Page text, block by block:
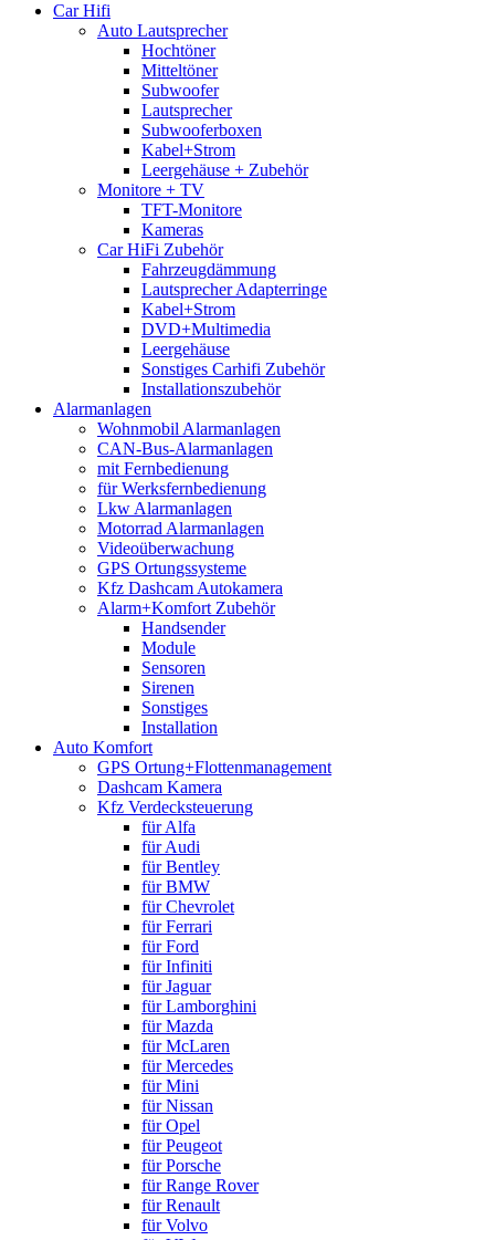
Car Hifi
Auto Lautsprecher
Hochtöner
Mitteltöner
Subwoofer
Lautsprecher
Subwooferboxen
Kabel+Strom
Leergehäuse + Zubehör
Monitore + TV
TFT-Monitore
Kameras
Car HiFi Zubehör
Fahrzeugdämmung
Lautsprecher Adapterringe
Kabel+Strom
DVD+Multimedia
Leergehäuse
Sonstiges Carhifi Zubehör
Installationszubehör
Alarmanlagen
Wohnmobil Alarmanlagen
CAN-Bus-Alarmanlagen
mit Fernbedienung
für Werksfernbedienung
Lkw Alarmanlagen
Motorrad Alarmanlagen
Videoüberwachung
GPS Ortungssysteme
Kfz Dashcam Autokamera
Alarm+Komfort Zubehör
Handsender
Module
Sensoren
Sirenen
Sonstiges
Installation
Auto Komfort
GPS Ortung+Flottenmanagement
Dashcam Kamera
Kfz Verdecksteuerung
für Alfa
für Audi
für Bentley
für BMW
für Chevrolet
für Ferrari
für Ford
für Infiniti
für Jaguar
für Lamborghini
für Mazda
für McLaren
für Mercedes
für Mini
für Nissan
für Opel
für Peugeot
für Porsche
für Range Rover
für Renault
für Volvo